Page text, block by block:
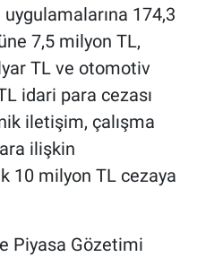
174,3
7,5 milyon TL,
TL ve otomotiv
idari para cezası
iletişim, çalışma
ilişkin
10 milyon TL cezaya
Piyasa Gözetimi